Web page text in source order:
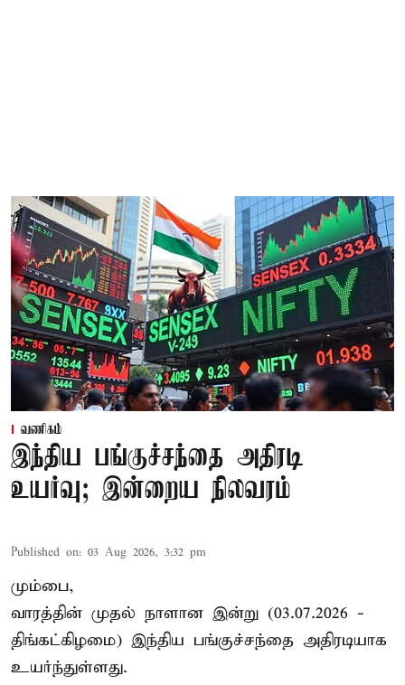
வணிகம்
இந்திய பங்குச்சந்தை அதிரடி
உயர்வு; இன்றைய நிலவரம்
Published on: 03 Aug 2026, 3:32 pm
மும்பை,
வாரத்தின் முதல் நாளான இன்று (03.07.2026 -
திங்கட்கிழமை) இந்திய பங்குச்சந்தை அதிரடியாக
உயர்ந்துள்ளது.